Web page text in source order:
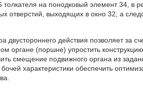
на понодковый элемент 34, в
отверстий, выходящих в окно 32, а
двустороннего действия позволяет за
органе (поршне) упростить
смещение подвижного органа из
характеристики обеспечить